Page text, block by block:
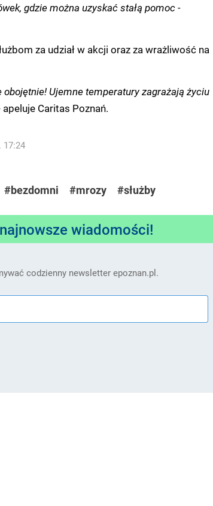
gdzie można uzyskać stałą pomoc -
za udział w akcji oraz za wrażliwość na
obojętnie! Ujemne temperatury zagrażają życiu
apeluje Caritas Poznań.
17:24
#bezdomni #mrozy #służby
wiadomości!
codzienny newsletter epoznan.pl.